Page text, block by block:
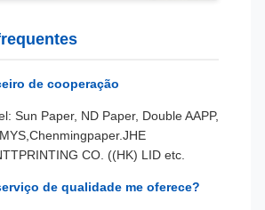
de cooperação
Sun Paper, ND Paper, Double AAPP,
CO. ((HK) LID etc.
de qualidade me oferece?